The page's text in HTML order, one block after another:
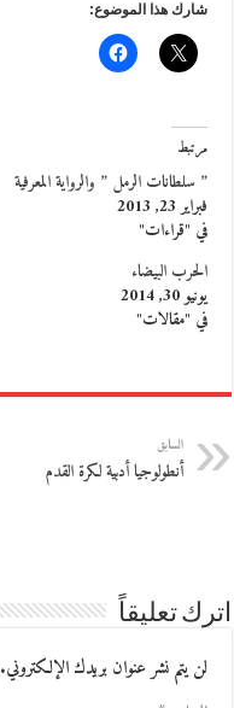
شارك هذا الموضوع:
مرتبط
” سلطانات الرمل ” والرواية المعرفية
فبراير 23, 2013
في "قراءات"
الحرب البيضاء
يونيو 30, 2014
في "مقالات"
السابق
أنطولوجيا أدبية لكرة القدم
اترك تعليقاً
لن يتم نشر عنوان بريدك الإلكتروني.